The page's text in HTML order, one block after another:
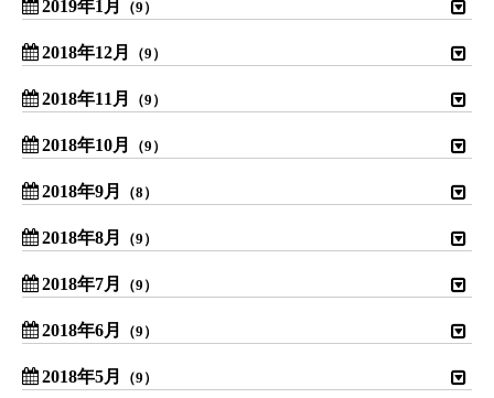
2019年1月 （9）
2018年12月 （9）
2018年11月 （9）
2018年10月 （9）
2018年9月 （8）
2018年8月 （9）
2018年7月 （9）
2018年6月 （9）
2018年5月 （9）